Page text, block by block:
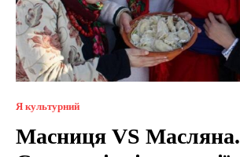
Я культурний
Масниця VS Масляна.